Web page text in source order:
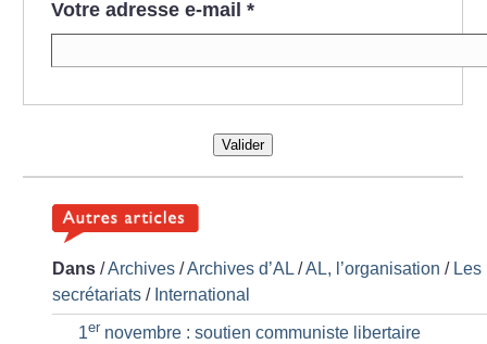
Votre adresse e-mail *
Valider
Dans /Archives /Archives d’AL /AL, l’organisation / Les
secrétariats / International
1er novembre : soutien communiste libertaire